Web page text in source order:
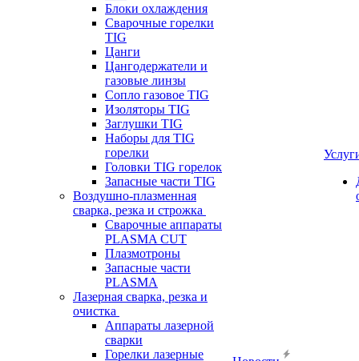
Блоки охлаждения
Сварочные горелки
TIG
Цанги
Цангодержатели и
газовые линзы
Сопло газовое TIG
Изоляторы TIG
Заглушки TIG
Наборы для TIG
горелки
Головки TIG горелок
Запасные части TIG
Воздушно-плазменная
сварка, резка и строжка
Сварочные аппараты
PLASMA CUT
Плазмотроны
Запасные части
PLASMA
Лазерная сварка, резка и
очистка
Аппараты лазерной
сварки
Горелки лазерные